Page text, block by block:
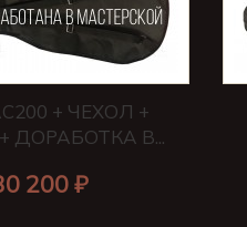
+ ЧЕХОЛ +
ДОРАБОТКА В...
200 ₽